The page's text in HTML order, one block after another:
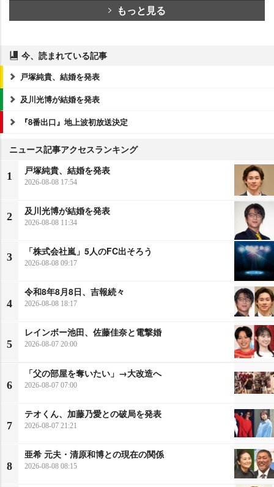
もっと見る
今、読まれている記事
戸塚純貴、結婚を発表
及川光博が結婚を発表
『8番出口』地上波初放送決定
ニュース記事アクセスランキング
1
戸塚純貴、結婚を発表
2026-08-08 17:54
2
及川光博が結婚を発表
2026-08-08 11:34
3
「株式会社嵐」5人のFC出そろう
2026-08-08 09:17
4
令和8年8月8日、吉報続々
2026-08-08 18:17
5
レインボー池田、佐藤佳奈と電撃婚
2026-08-07 20:00
6
「父の部屋を奪いたい」→大改造へ
2026-08-07 07:00
7
テオくん、加藤乃愛との破局を発表
2026-08-07 21:21
8
亜希 元夫・清原和博との現在の関係
2026-08-08 08:15